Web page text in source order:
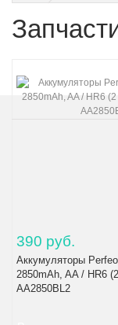
390 руб.
Аккумуляторы
2850mAh, AA / HR6
AA2850BL2